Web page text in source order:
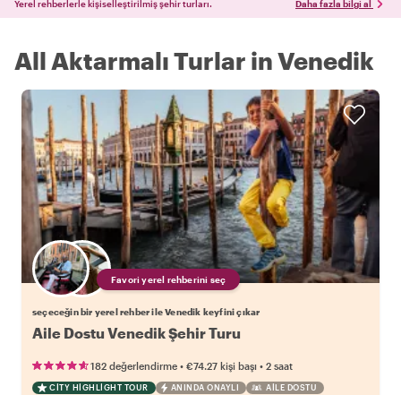
Yerel rehberlerle kişiselleştirilmiş şehir turları. Daha fazla bilgi al
All Aktarmalı Turlar in Venedik
Favori yerel rehberini seç
seçeceğin bir yerel rehber ile Venedik keyfini çıkar
Aile Dostu Venedik Şehir Turu
182 değerlendirme • €74.27 kişi başı • 2 saat
CITY HIGHLIGHT TOUR ANINDA ONAYLI AILE DOSTU